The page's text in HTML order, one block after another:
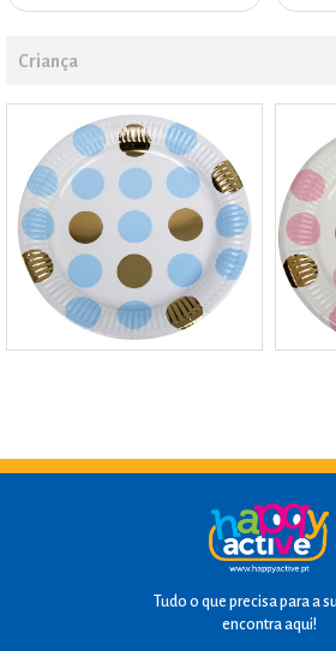
Criança
Tudo o que precisa para a
encontra aqui!